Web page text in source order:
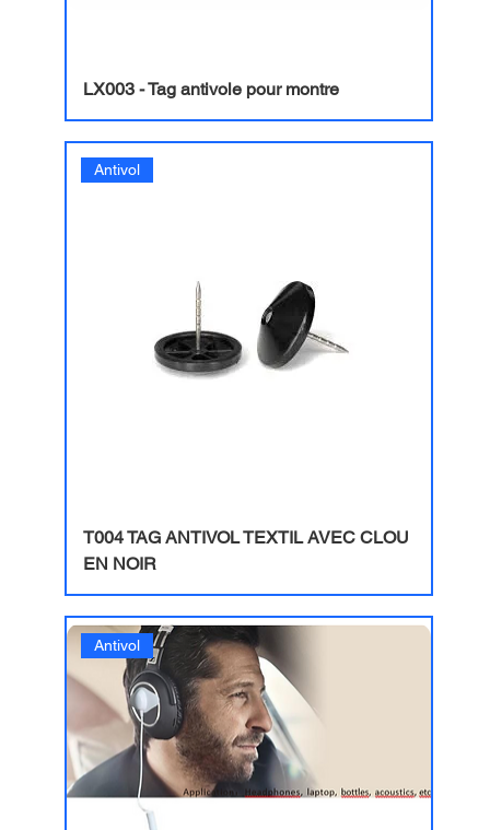
LX003 - Tag antivole pour montre
Antivol
T004 TAG ANTIVOL TEXTIL AVEC CLOU
EN NOIR
Antivol